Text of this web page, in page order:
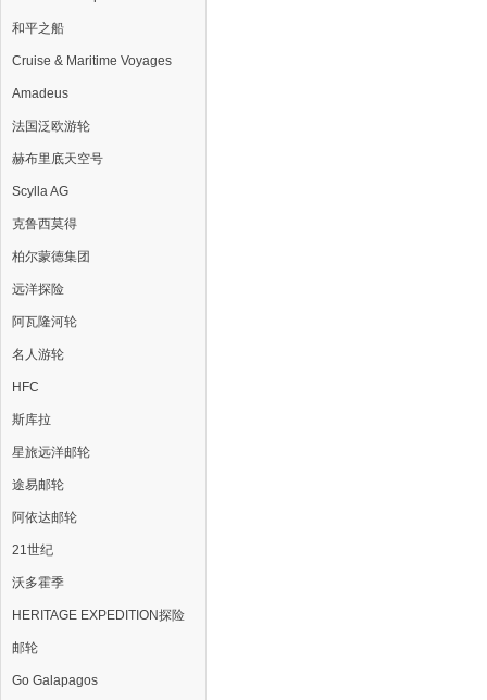
和平之船
Cruise & Maritime Voyages
Amadeus
法国泛欧游轮
赫布里底天空号
Scylla AG
克鲁西莫得
柏尔蒙德集团
远洋探险
阿瓦隆河轮
名人游轮
HFC
斯库拉
星旅远洋邮轮
途易邮轮
阿依达邮轮
21世纪
沃多霍季
HERITAGE EXPEDITION探险
邮轮
Go Galapagos